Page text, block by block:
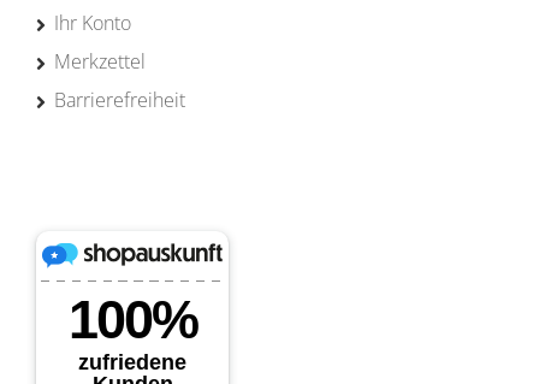
Ihr Konto
Merkzettel
Barrierefreiheit